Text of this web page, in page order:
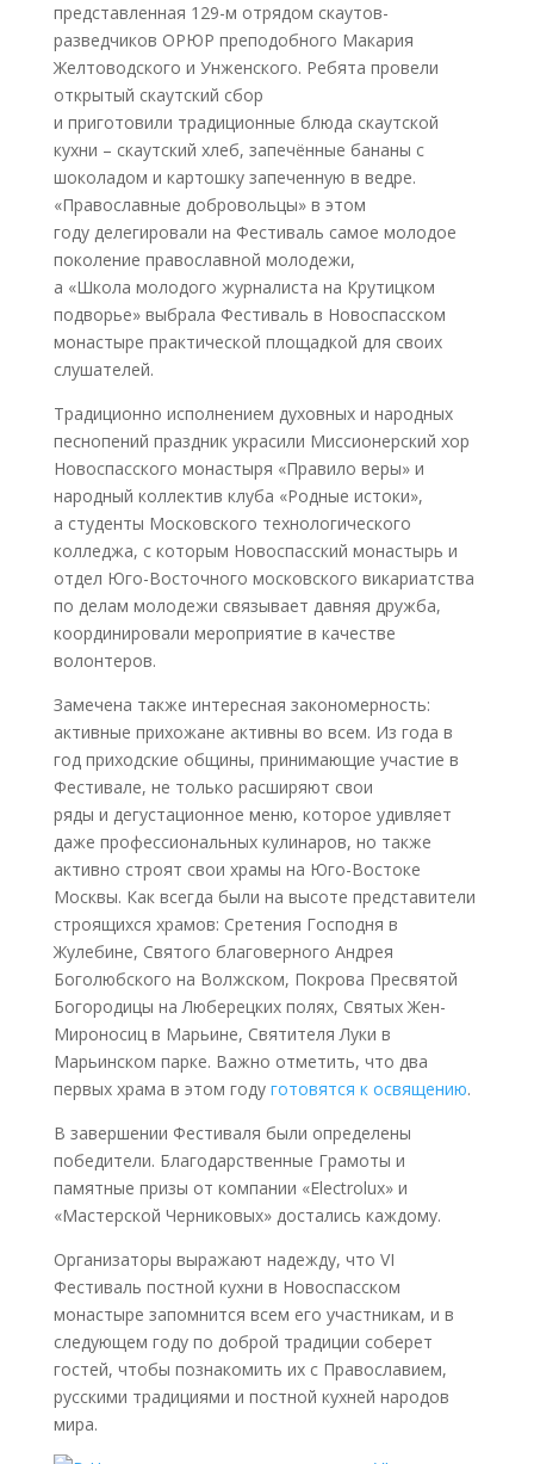
представленная 129-м отрядом скаутов-
разведчиков ОРЮР преподобного Макария
Желтоводского и Унженского. Ребята провели
открытый скаутский сбор
и приготовили традиционные блюда скаутской
кухни – скаутский хлеб, запечённые бананы с
шоколадом и картошку запеченную в ведре.
«Православные добровольцы» в этом
году делегировали на Фестиваль самое молодое
поколение православной молодежи,
а «Школа молодого журналиста на Крутицком
подворье» выбрала Фестиваль в Новоспасском
монастыре практической площадкой для своих
слушателей.
Традиционно исполнением духовных и народных
песнопений праздник украсили Миссионерский хор
Новоспасского монастыря «Правило веры» и
народный коллектив клуба «Родные истоки»,
а студенты Московского технологического
колледжа, с которым Новоспасский монастырь и
отдел Юго-Восточного московского викариатства
по делам молодежи связывает давняя дружба,
координировали мероприятие в качестве
волонтеров.
Замечена также интересная закономерность:
активные прихожане активны во всем. Из года в
год приходские общины, принимающие участие в
Фестивале, не только расширяют свои
ряды и дегустационное меню, которое удивляет
даже профессиональных кулинаров, но также
активно строят свои храмы на Юго-Востоке
Москвы. Как всегда были на высоте представители
строящихся храмов: Сретения Господня в
Жулебине, Святого благоверного Андрея
Боголюбского на Волжском, Покрова Пресвятой
Богородицы на Люберецких полях, Святых Жен-
Мироносиц в Марьине, Святителя Луки в
Марьинском парке. Важно отметить, что два
первых храма в этом году готовятся к освящению.
В завершении Фестиваля были определены
победители. Благодарственные Грамоты и
памятные призы от компании «Electrolux» и
«Мастерской Черниковых» достались каждому.
Организаторы выражают надежду, что VI
Фестиваль постной кухни в Новоспасском
монастыре запомнится всем его участникам, и в
следующем году по доброй традиции соберет
гостей, чтобы познакомить их с Православием,
русскими традициями и постной кухней народов
мира.